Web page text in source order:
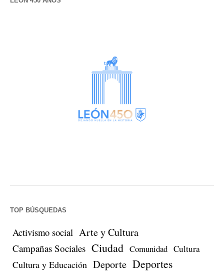
TOP BÚSQUEDAS
Activismo social Arte y Cultura
Campañas Sociales Ciudad Comunidad Cultura
Cultura y Educación Deporte Deportes